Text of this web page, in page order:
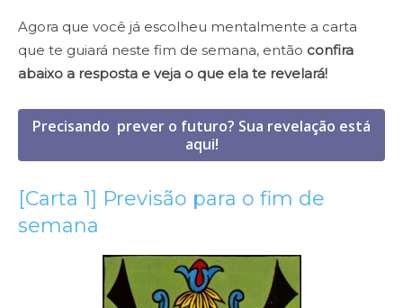
Agora que você já escolheu mentalmente a carta
que te guiará neste fim de semana, então confira
abaixo a resposta e veja o que ela te revelará!
Precisando prever o futuro? Sua revelação está
aqui!
[Carta 1] Previsão para o fim de
semana